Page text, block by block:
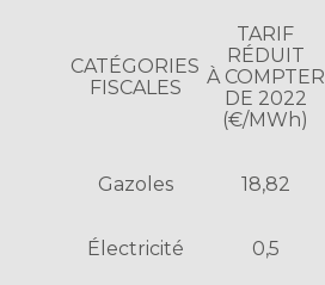
CATÉGORIES
FISCALES
TARIF
RÉDUIT
À COMPTER
DE 2022
(€/MWh)
Gazoles 18,82
Électricité 0,5